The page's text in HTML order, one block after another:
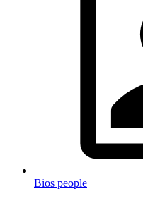
Bios people